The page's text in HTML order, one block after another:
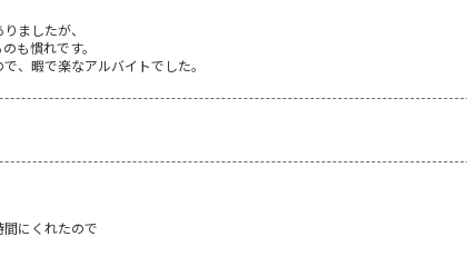
ましたが、
も慣れです。
、暇で楽なアルバイトでした。
にくれたので